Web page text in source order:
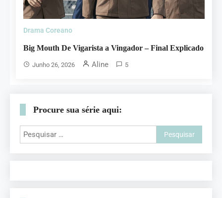
Drama Coreano
Big Mouth De Vigarista a Vingador – Final Explicado
Junho 26, 2026 Aline 5
Procure sua série aqui: